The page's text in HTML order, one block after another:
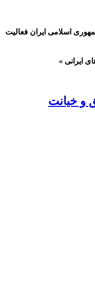
اسلامی ایران فعالیت
ایرانی »
و خیانت